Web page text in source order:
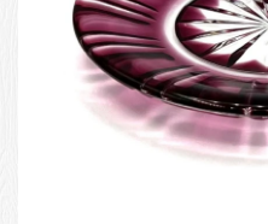
箸ブログ
English